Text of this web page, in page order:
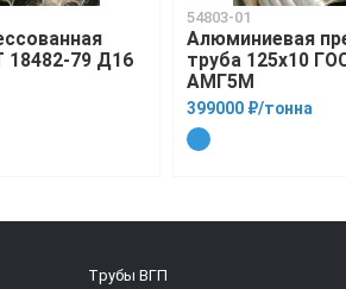
18482-79 Д16
54803-01
Алюминиевая
труба 125х10
АМГ5М
399000 ₽/тонна
Трубы ВГП